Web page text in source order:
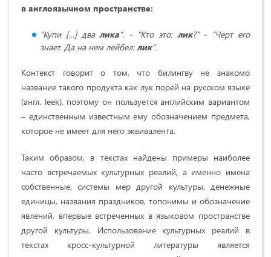
в англоязычном пространстве:
"Купи […] двалика". - "Кто это: лик?" - "Черт его
знает. Да на нем лейбел:лик".
Контекст говорит о том, что билингву не знакомо
название такого продукта как лук порей на русском языке
(англ. leek), поэтому он пользуется английским вариантом
– единственным известным ему обозначением предмета,
которое не имеет для него эквивалента.
Таким образом, в текстах найдены примеры наиболее
часто встречаемых культурных реалий, а именно имена
собственные, системы мер другой культуры, денежные
единицы, названия праздников, топонимы и обозначение
явлений, впервые встреченных в языковом пространстве
другой культуры. Использование культурных реалий в
текстах кросс-культурной литературы является